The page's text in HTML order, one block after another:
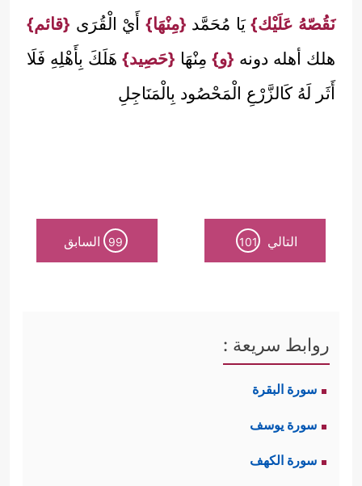
نَقُصّهُ عَلَيْك}يَا مُحَمَّد {مِنْهَا} أَيْ الْقُرَى {قائم}
هلك أهله دونه {و} مِنْهَا {حَصِيد} هَلَكَ بِأَهْلِهِ فَلَا
أَثَر لَهُ كَالزَّرْعِ الْمَحْصُود بِالْمَنَاجِلِ
التالي 101
99 السابق
روابط سريعة :
سورة البقرة
سورة يوسف
سورة الكهف